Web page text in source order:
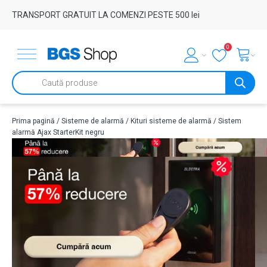
TRANSPORT GRATUIT LA COMENZI PESTE 500 lei
0
Products
search
Prima pagină / Sisteme de alarmă / Kituri sisteme de alarmă / Sistem
alarmă Ajax StarterKit negru